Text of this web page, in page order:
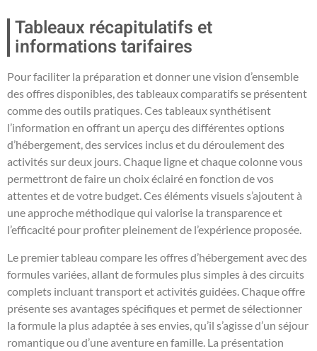
Tableaux récapitulatifs et
informations tarifaires
Pour faciliter la préparation et donner une vision d’ensemble
des offres disponibles, des tableaux comparatifs se présentent
comme des outils pratiques. Ces tableaux synthétisent
l’information en offrant un aperçu des différentes options
d’hébergement, des services inclus et du déroulement des
activités sur deux jours. Chaque ligne et chaque colonne vous
permettront de faire un choix éclairé en fonction de vos
attentes et de votre budget. Ces éléments visuels s’ajoutent à
une approche méthodique qui valorise la transparence et
l’efficacité pour profiter pleinement de l’expérience proposée.
Le premier tableau compare les offres d’hébergement avec des
formules variées, allant de formules plus simples à des circuits
complets incluant transport et activités guidées. Chaque offre
présente ses avantages spécifiques et permet de sélectionner
la formule la plus adaptée à ses envies, qu’il s’agisse d’un séjour
romantique ou d’une aventure en famille. La présentation